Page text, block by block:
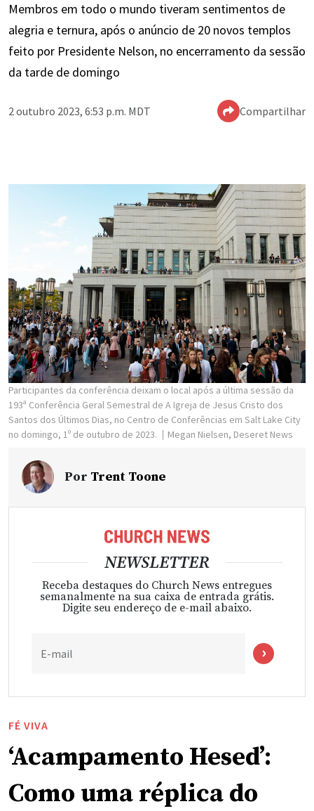
Membros em todo o mundo tiveram sentimentos de
alegria e ternura, após o anúncio de 20 novos templos
feito por Presidente Nelson, no encerramento da sessão
da tarde de domingo
2 outubro 2023, 6:53 p.m. MDT Compartilhar
Participantes da conferência deixam o local após a última sessão da
193ª Conferência Geral Semestral de A Igreja de Jesus Cristo dos
Santos dos Últimos Dias, no Centro de Conferências em Salt Lake City
no domingo, 1º de outubro de 2023.
Megan Nielsen, Deseret News
Por Trent Toone
NEWSLETTER
Receba destaques do Church News entregues
semanalmente na sua caixa de entrada grátis.
Digite seu endereço de e-mail abaixo.
E-mail
FÉ VIVA
‘Acampamento Hesed’:
Como uma réplica do